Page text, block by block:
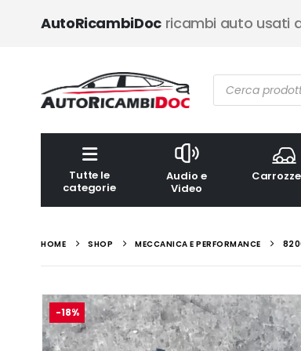
AutoRicambiDocricambi auto usati
Ricerca
prodotti
Tutte le
categorie
Audio e
Video
HOME SHOP MECCANICA E PERFORMANCE
-18%